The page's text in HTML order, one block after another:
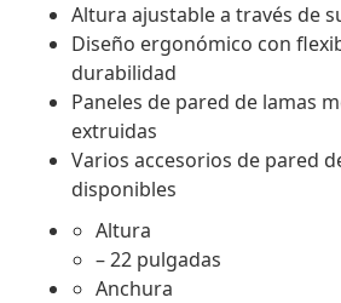
Altura ajustable a través de
Diseño ergonómico con
durabilidad
Paneles de pared de lamas
extruidas
Varios accesorios de pared
disponibles
Altura
– 22 pulgadas
Anchura